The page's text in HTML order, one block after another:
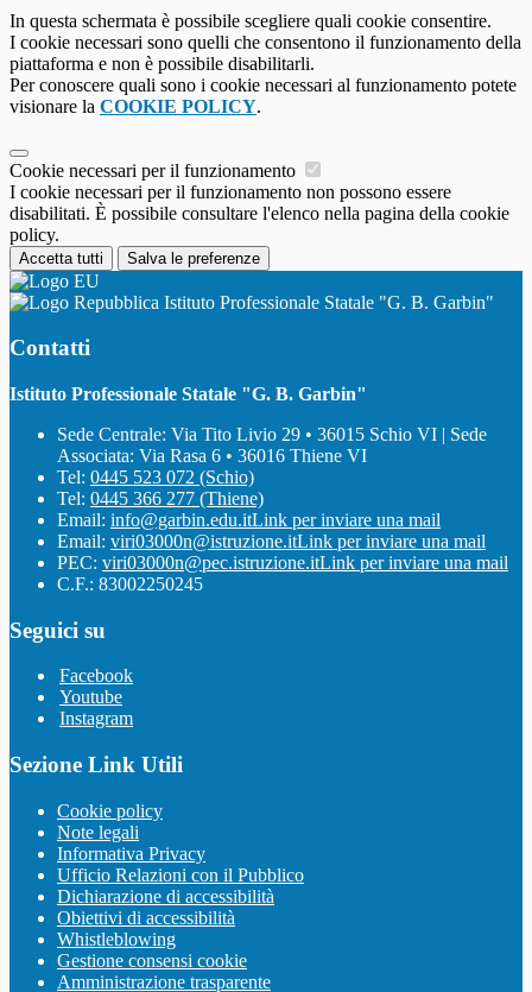
In questa schermata è possibile scegliere quali cookie consentire.
I cookie necessari sono quelli che consentono il funzionamento della
piattaforma e non è possibile disabilitarli.
Per conoscere quali sono i cookie necessari al funzionamento potete
visionare la COOKIE POLICY.
Cookie necessari per il funzionamento
I cookie necessari per il funzionamento non possono essere
disabilitati. È possibile consultare l'elenco nella pagina della cookie
policy.
Accetta tutti Salva le preferenze
Istituto Professionale Statale "G. B. Garbin"
Contatti
Istituto Professionale Statale "G. B. Garbin"
Sede Centrale: Via Tito Livio 29 • 36015 Schio VI | Sede
Associata: Via Rasa 6 • 36016 Thiene VI
Tel: 0445 523 072 (Schio)
Tel: 0445 366 277 (Thiene)
Email: info@garbin.edu.itLink per inviare una mail
Email: viri03000n@istruzione.itLink per inviare una mail
PEC: viri03000n@pec.istruzione.itLink per inviare una mail
C.F.: 83002250245
Seguici su
Facebook
Youtube
Instagram
Sezione Link Utili
Cookie policy
Note legali
Informativa Privacy
Ufficio Relazioni con il Pubblico
Dichiarazione di accessibilità
Obiettivi di accessibilità
Whistleblowing
Gestione consensi cookie
Amministrazione trasparente